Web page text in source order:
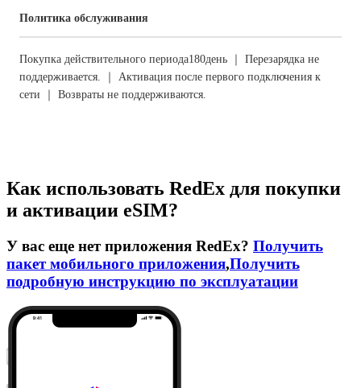
Политика обслуживания
Покупка действительного периода180день ｜ Перезарядка не
поддерживается. ｜ Активация после первого подключения к
сети ｜ Возвраты не поддерживаются.
Как использовать RedEx для покупки
и активации eSIM?
У вас еще нет приложения RedEx? Получить
пакет мобильного приложения,Получить
подробную инструкцию по эксплуатации